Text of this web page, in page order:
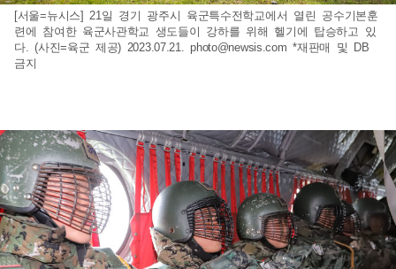
[서울=뉴시스] 21일 경기 광주시 육군특수전학교에서 열린 공수기본훈
련에 참여한 육군사관학교 생도들이 강하를 위해 헬기에 탑승하고 있
다. (사진=육군 제공) 2023.07.21.photo@newsis.com *재판매 및 DB
금지